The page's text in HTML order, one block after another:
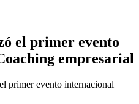
el primer evento
empresarial
primer evento internacional